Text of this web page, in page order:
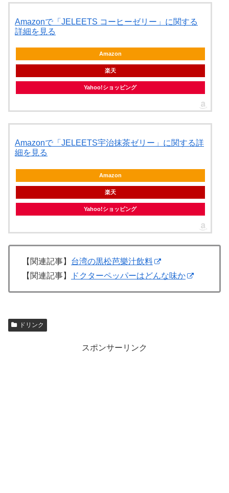
Amazonで「JELEETS コーヒーゼリー」に関する
詳細を見る
Amazon
楽天
Yahoo!ショッピング
Amazonで「JELEETS宇治抹茶ゼリー」に関する詳
細を見る
Amazon
楽天
Yahoo!ショッピング
【関連記事】 台湾の黒松芭樂汁飲料
【関連記事】
ドクターペッパーはどんな味か
ドリンク
スポンサーリンク